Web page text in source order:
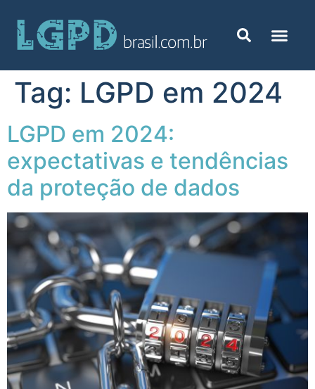
Tag: LGPD em 2024
LGPD em 2024:
expectativas e tendências
da proteção de dados